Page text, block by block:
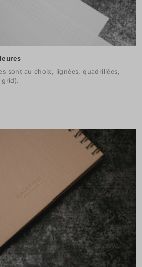
sont au choix, lignées, quadrillées,